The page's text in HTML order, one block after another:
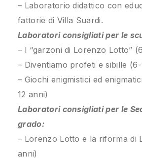
– Laboratorio didattico con
fattorie di Villa Suardi.
Laboratori consigliati per le
– I “garzoni di Lorenzo Lotto”
– Diventiamo profeti e sibille (6-
– Giochi enigmistici ed
12 anni)
Laboratori consigliati per le
grado:
– Lorenzo Lotto e la riforma di
anni)